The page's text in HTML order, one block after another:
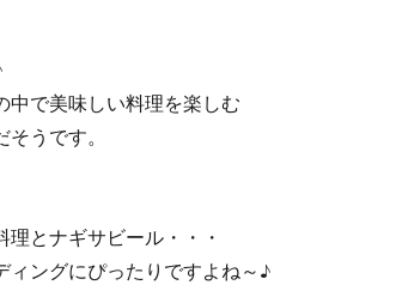
中で美味しい料理を楽しむ
うです。
とナギサビール・・・
ィングにぴったりですよね～♪